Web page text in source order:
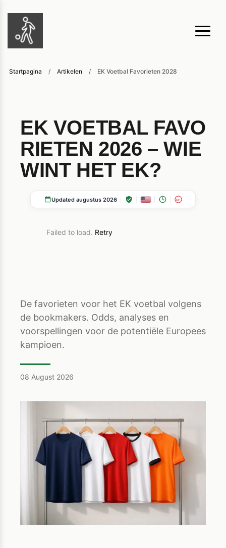
Startpagina / Artikelen / EK Voetbal Favorieten 2028
EK VOETBAL FAVO
RIETEN 2026 – WIE
WINT HET EK?
Updated augustus 2026 18+
Failed to load. Retry
De favorieten voor het EK voetbal volgens
de bookmakers. Odds, analyses en
voorspellingen voor de potentiële Europees
kampioen.
08 August 2026